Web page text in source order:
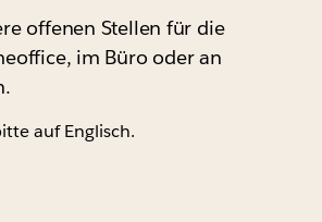
offenen Stellen für die
im Büro oder an
auf Englisch.